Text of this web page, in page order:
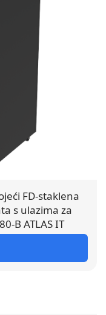
FD-staklena
s ulazima za
B ATLAS IT